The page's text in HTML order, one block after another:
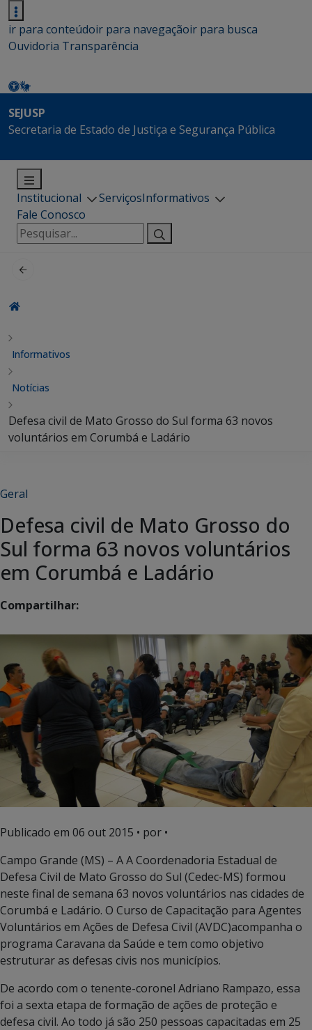
ir para conteúdoir para navegaçãoir para busca
Ouvidoria Transparência
SEJUSP
Secretaria de Estado de Justiça e Segurança Pública
Institucional ServiçosInformativos
Fale Conosco
Pesquisar
por:
Informativos
Notícias
Defesa civil de Mato Grosso do Sul forma 63 novos
voluntários em Corumbá e Ladário
Geral
Defesa civil de Mato Grosso do
Sul forma 63 novos voluntários
em Corumbá e Ladário
Compartilhar:
Publicado em 06 out 2015 • por •
Campo Grande (MS) – A A Coordenadoria Estadual de
Defesa Civil de Mato Grosso do Sul (Cedec-MS) formou
neste final de semana 63 novos voluntários nas cidades de
Corumbá e Ladário. O Curso de Capacitação para Agentes
Voluntários em Ações de Defesa Civil (AVDC)acompanha o
programa Caravana da Saúde e tem como objetivo
estruturar as defesas civis nos municípios.
De acordo com o tenente-coronel Adriano Rampazo, essa
foi a sexta etapa de formação de ações de proteção e
defesa civil. Ao todo já são 250 pessoas capacitadas em 25